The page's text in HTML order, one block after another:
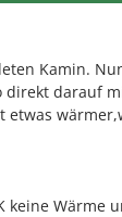
Kamin.
darauf
Wärme